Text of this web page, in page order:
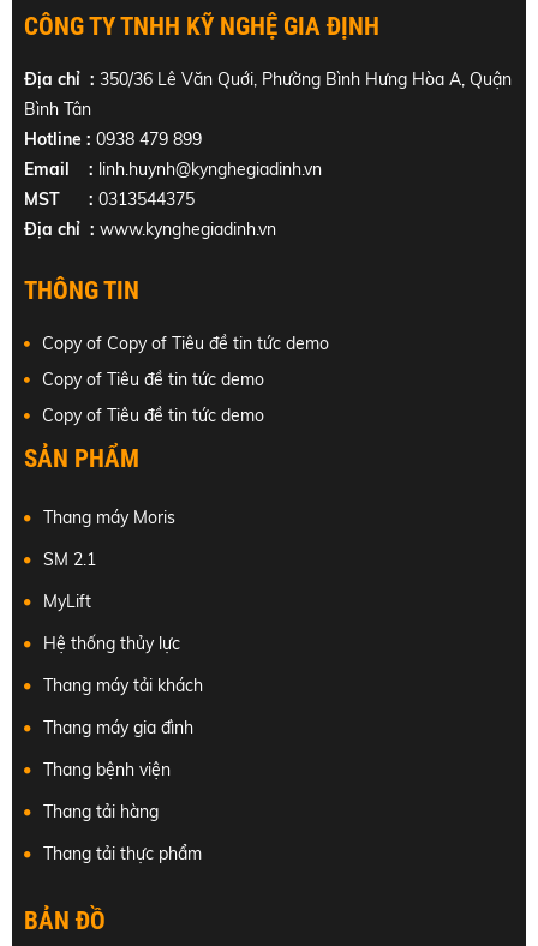
CÔNG TY TNHH KỸ NGHỆ GIA ĐỊNH
Địa chỉ : 350/36 Lê Văn Quới, Phường Bình Hưng Hòa A, Quận
Bình Tân
Hotline : 0938 479 899
Email : linh.huynh@kynghegiadinh.vn
MST : 0313544375
Địa chỉ : www.kynghegiadinh.vn
THÔNG TIN
Copy of Copy of Tiêu đề tin tức demo
Copy of Tiêu đề tin tức demo
Copy of Tiêu đề tin tức demo
SẢN PHẨM
Thang máy Moris
SM 2.1
MyLift
Hệ thống thủy lực
Thang máy tải khách
Thang máy gia đình
Thang bệnh viện
Thang tải hàng
Thang tải thực phẩm
BẢN ĐỒ